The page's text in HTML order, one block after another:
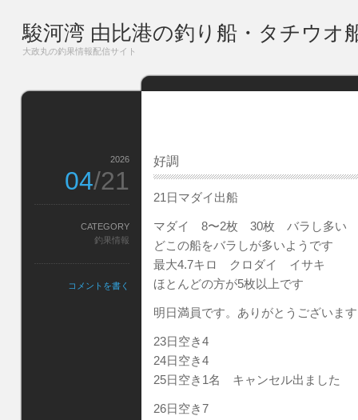
駿河湾 由比港の釣り船・タチウオ
大政丸の釣果情報配信サイト
好調
21日マダイ出船
マダイ 8〜2枚 30枚 バラし多い
どこの船をバラしが多いようです
最大4.7キロ クロダイ イサキ
ほとんどの方が5枚以上です
明日満員です。ありがとうございます
23日空き4
24日空き4
25日空き1名 キャンセル出ました
26日空き7
2026
04/21
CATEGORY
釣果情報
コメントを書く